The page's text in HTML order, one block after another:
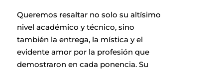
Queremos resaltar no solo su altísimo
nivel académico y técnico, sino
también la entrega, la mística y el
evidente amor por la profesión que
demostraron en cada ponencia. Su